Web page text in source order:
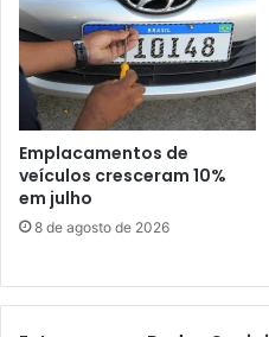
Emplacamentos de
veículos cresceram 10%
em julho
8 de agosto de 2026